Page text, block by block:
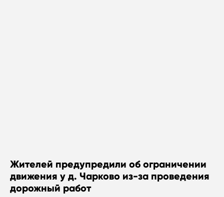
Жителей предупредили об ограничении
движения у д. Чарково из-за проведения
дорожный работ